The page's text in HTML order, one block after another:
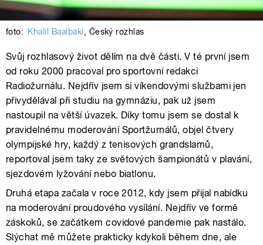
foto: Khalil Baalbaki, Český rozhlas
Svůj rozhlasový život dělím na dvě části. V té první jsem
od roku 2000 pracoval pro sportovní redakci
Radiožurnálu. Nejdřív jsem si víkendovými službami jen
přivydělával při studiu na gymnáziu, pak už jsem
nastoupil na větší úvazek. Díky tomu jsem se dostal k
pravidelnému moderování Sportžurnálů, objel čtvery
olympijské hry, každý z tenisových grandslamů,
reportoval jsem taky ze světových šampionátů v plavání,
sjezdovém lyžování nebo biatlonu.
Druhá etapa začala v roce 2012, kdy jsem přijal nabídku
na moderování proudového vysílání. Nejdřív ve formě
záskoků, se začátkem covidové pandemie pak nastálo.
Slýchat mě můžete prakticky kdykoli během dne, ale